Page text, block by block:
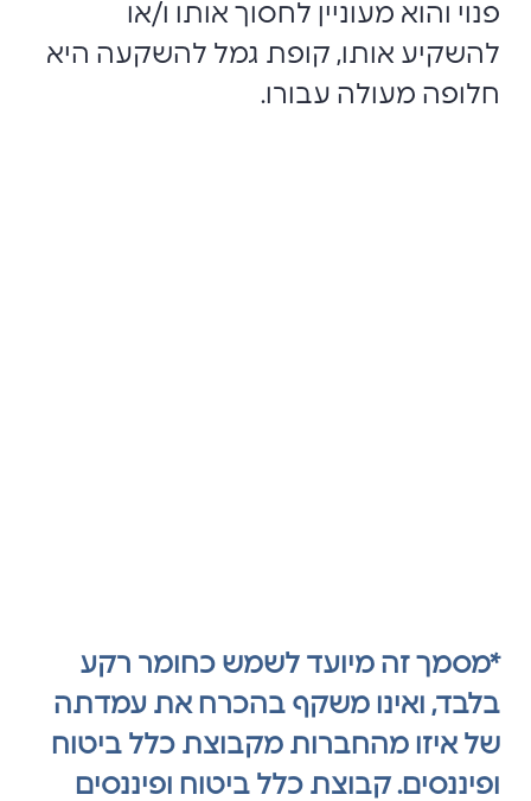
פנוי והוא מעוניין לחסוך אותו ו/או
להשקיע אותו, קופת גמל להשקעה היא
חלופה מעולה עבורו.
*מסמך זה מיועד לשמש כחומר רקע
בלבד, ואינו משקף בהכרח את עמדתה
של איזו מהחברות מקבוצת כלל ביטוח
ופיננסים. קבוצת כלל ביטוח ופיננסים